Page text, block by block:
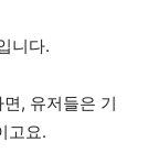
니다.
, 유저들은 기
고요.